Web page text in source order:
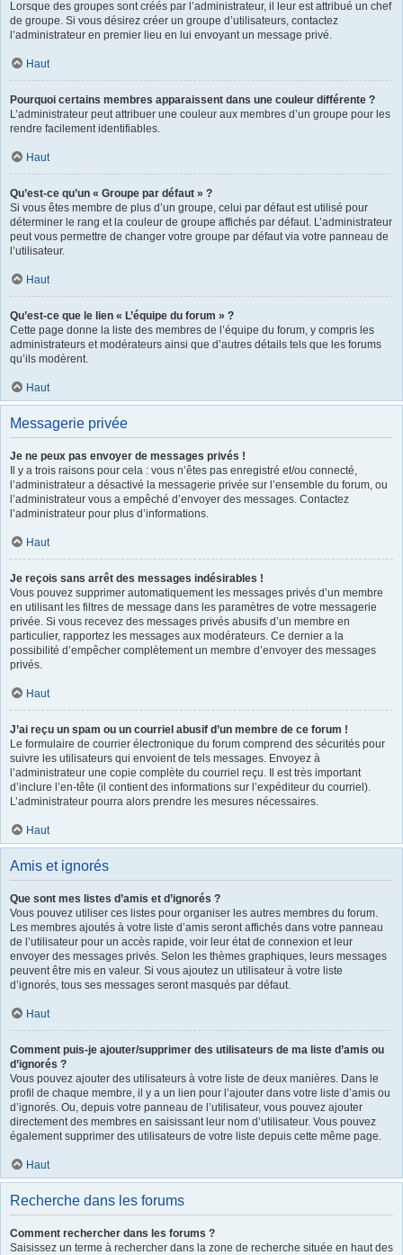
Lorsque des groupes sont créés par l’administrateur, il leur est attribué un chef
de groupe. Si vous désirez créer un groupe d’utilisateurs, contactez
l’administrateur en premier lieu en lui envoyant un message privé.
Haut
Pourquoi certains membres apparaissent dans une couleur différente ?
L’administrateur peut attribuer une couleur aux membres d’un groupe pour les
rendre facilement identifiables.
Haut
Qu’est-ce qu’un « Groupe par défaut » ?
Si vous êtes membre de plus d’un groupe, celui par défaut est utilisé pour
déterminer le rang et la couleur de groupe affichés par défaut. L’administrateur
peut vous permettre de changer votre groupe par défaut via votre panneau de
l’utilisateur.
Haut
Qu’est-ce que le lien « L’équipe du forum » ?
Cette page donne la liste des membres de l’équipe du forum, y compris les
administrateurs et modérateurs ainsi que d’autres détails tels que les forums
qu’ils modèrent.
Haut
Messagerie privée
Je ne peux pas envoyer de messages privés !
Il y a trois raisons pour cela : vous n’êtes pas enregistré et/ou connecté,
l’administrateur a désactivé la messagerie privée sur l’ensemble du forum, ou
l’administrateur vous a empêché d’envoyer des messages. Contactez
l’administrateur pour plus d’informations.
Haut
Je reçois sans arrêt des messages indésirables !
Vous pouvez supprimer automatiquement les messages privés d’un membre
en utilisant les filtres de message dans les paramètres de votre messagerie
privée. Si vous recevez des messages privés abusifs d’un membre en
particulier, rapportez les messages aux modérateurs. Ce dernier a la
possibilité d’empêcher complètement un membre d’envoyer des messages
privés.
Haut
J’ai reçu un spam ou un courriel abusif d’un membre de ce forum !
Le formulaire de courrier électronique du forum comprend des sécurités pour
suivre les utilisateurs qui envoient de tels messages. Envoyez à
l’administrateur une copie complète du courriel reçu. Il est très important
d’inclure l’en-tête (il contient des informations sur l’expéditeur du courriel).
L’administrateur pourra alors prendre les mesures nécessaires.
Haut
Amis et ignorés
Que sont mes listes d’amis et d’ignorés ?
Vous pouvez utiliser ces listes pour organiser les autres membres du forum.
Les membres ajoutés à votre liste d’amis seront affichés dans votre panneau
de l’utilisateur pour un accès rapide, voir leur état de connexion et leur
envoyer des messages privés. Selon les thèmes graphiques, leurs messages
peuvent être mis en valeur. Si vous ajoutez un utilisateur à votre liste
d’ignorés, tous ses messages seront masqués par défaut.
Haut
Comment puis-je ajouter/supprimer des utilisateurs de ma liste d’amis ou
d’ignorés ?
Vous pouvez ajouter des utilisateurs à votre liste de deux manières. Dans le
profil de chaque membre, il y a un lien pour l’ajouter dans votre liste d’amis ou
d’ignorés. Ou, depuis votre panneau de l’utilisateur, vous pouvez ajouter
directement des membres en saisissant leur nom d’utilisateur. Vous pouvez
également supprimer des utilisateurs de votre liste depuis cette même page.
Haut
Recherche dans les forums
Comment rechercher dans les forums ?
Saisissez un terme à rechercher dans la zone de recherche située en haut des